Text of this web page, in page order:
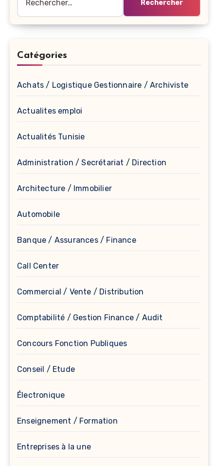
Catégories
Achats / Logistique Gestionnaire / Archiviste
Actualites emploi
Actualités Tunisie
Administration / Secrétariat / Direction
Architecture / Immobilier
Automobile
Banque / Assurances / Finance
Call Center
Commercial / Vente / Distribution
Comptabilité / Gestion Finance / Audit
Concours Fonction Publiques
Conseil / Etude
Électronique
Enseignement / Formation
Entreprises à la une